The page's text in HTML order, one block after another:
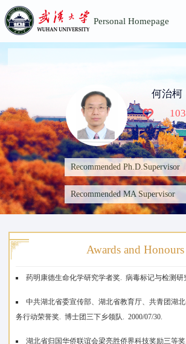
Personal Homepage
何治柯
Recommended Ph.D.Supervisor
Recommended MA Supervisor
Awards and Honours
药明康德生命化学研究学者奖. 病毒标记与检测研
中共湖北省委宣传部、湖北省教育厅、共青团湖
务行动荣誉奖. 博士团三下乡领队. 2000/07/30.
湖北省归国华侨联谊会梁亮胜侨界科技奖励三等